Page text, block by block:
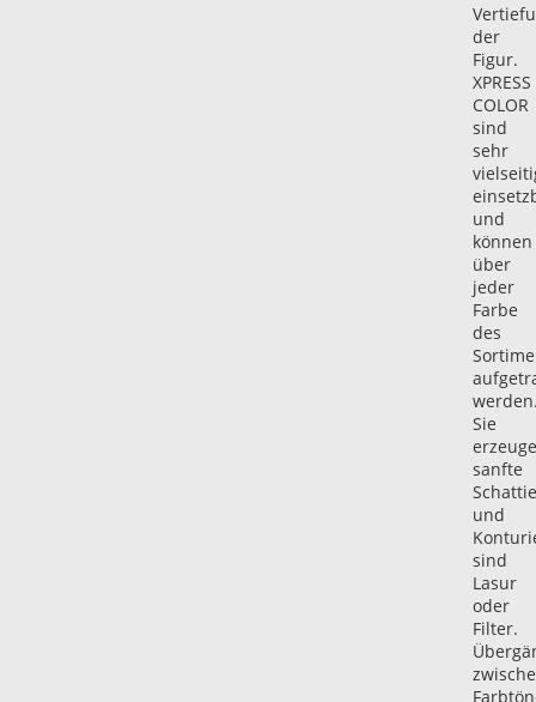
der
Figur.
XPRESS
COLOR
sind
sehr
und
können
über
jeder
Farbe
des
Sie
sanfte
und
sind
Lasur
oder
Filter.